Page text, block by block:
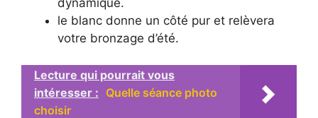
le blanc donne un côté pur et relèvera
votre bronzage d’été.
Lecture qui pourrait vous
intéresser : Quelle séance photo
choisir